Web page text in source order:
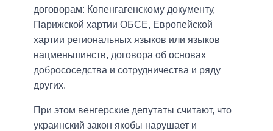
договорам: Копенгагенскому документу,
Парижской хартии ОБСЕ, Европейской
хартии региональных языков или языков
нацменьшинств, договора об основах
добрососедства и сотрудничества и ряду
других.
При этом венгерские депутаты считают, что
украинский закон якобы нарушает и